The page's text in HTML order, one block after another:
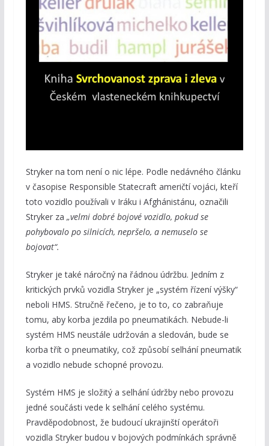
Stryker na tom není o nic lépe. Podle nedávného článku
v časopise Responsible Statecraft američtí vojáci, kteří
toto vozidlo používali v Iráku i Afghánistánu, označili
Stryker za „velmi dobré bojové vozidlo, pokud se
pohybovalo po silnicích, nepršelo, a nemuselo se
bojovat“.
Stryker je také náročný na řádnou údržbu. Jedním z
kritických prvků vozidla Stryker je „systém řízení výšky“
neboli HMS. Stručně řečeno, je to to, co zabraňuje
tomu, aby korba jezdila po pneumatikách. Nebude-li
systém HMS neustále udržován a sledován, bude se
korba třít o pneumatiky, což způsobí selhání pneumatik
a vozidlo nebude schopné provozu.
Systém HMS je složitý a selhání údržby nebo provozu
jedné součásti vede k selhání celého systému.
Pravděpodobnost, že budoucí ukrajinští operátoři
vozidla Stryker budou v bojových podmínkách správně